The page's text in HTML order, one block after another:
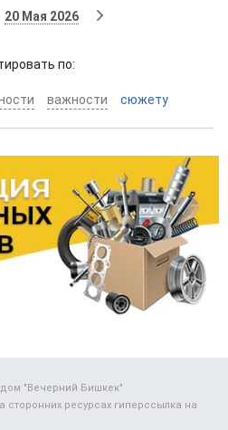
20 Мая 2026
по:
важности сюжету
"Вечерний Бишкек"
ресурсах гиперссылка на